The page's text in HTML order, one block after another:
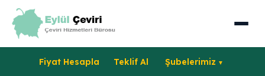
Fiyat Hesapla Teklif Al Şubelerimiz